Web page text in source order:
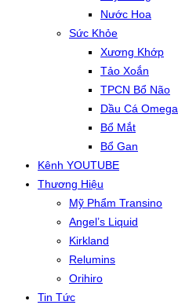
Nước Hoa
Sức Khỏe
Xương Khớp
Tảo Xoắn
TPCN Bổ Não
Dầu Cá Omega
Bổ Mắt
Bổ Gan
Kênh YOUTUBE
Thương Hiệu
Mỹ Phẩm Transino
Angel’s Liquid
Kirkland
Relumins
Orihiro
Tin Tức